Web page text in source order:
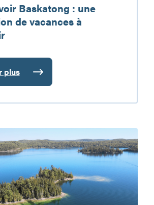
Baskatong : une
de vacances à
plus